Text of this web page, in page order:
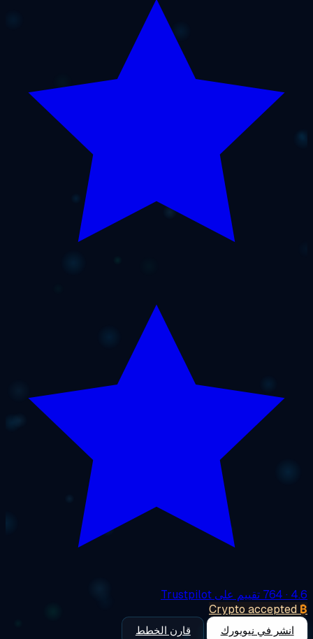
· 764 تقييم على Trustpilot
Crypto accepted
انشر في نيويورك قارن الخطط